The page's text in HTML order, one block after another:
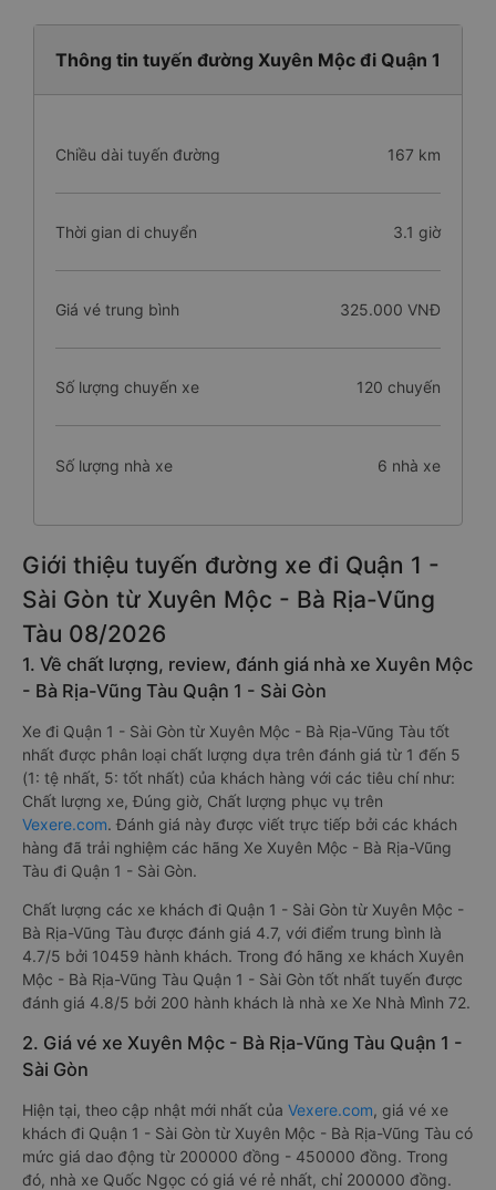
Thông tin tuyến đường Xuyên Mộc đi Quận 1
Chiều dài tuyến đường 167 km
Thời gian di chuyển 3.1 giờ
Giá vé trung bình 325.000 VNĐ
Số lượng chuyến xe 120 chuyến
Số lượng nhà xe 6 nhà xe
Giới thiệu tuyến đường xe đi Quận 1 -
Sài Gòn từ Xuyên Mộc - Bà Rịa-Vũng
Tàu 08/2026
1. Về chất lượng, review, đánh giá nhà xe Xuyên Mộc
- Bà Rịa-Vũng Tàu Quận 1 - Sài Gòn
Xe đi Quận 1 - Sài Gòn từ Xuyên Mộc - Bà Rịa-Vũng Tàu tốt
nhất được phân loại chất lượng dựa trên đánh giá từ 1 đến 5
(1: tệ nhất, 5: tốt nhất) của khách hàng với các tiêu chí như:
Chất lượng xe, Đúng giờ, Chất lượng phục vụ trên
Vexere.com. Đánh giá này được viết trực tiếp bởi các khách
hàng đã trải nghiệm các hãng Xe Xuyên Mộc - Bà Rịa-Vũng
Tàu đi Quận 1 - Sài Gòn.
Chất lượng các xe khách đi Quận 1 - Sài Gòn từ Xuyên Mộc -
Bà Rịa-Vũng Tàu được đánh giá 4.7, với điểm trung bình là
4.7/5 bởi 10459 hành khách. Trong đó hãng xe khách Xuyên
Mộc - Bà Rịa-Vũng Tàu Quận 1 - Sài Gòn tốt nhất tuyến được
đánh giá 4.8/5 bởi 200 hành khách là nhà xe Xe Nhà Mình 72.
2. Giá vé xe Xuyên Mộc - Bà Rịa-Vũng Tàu Quận 1 -
Sài Gòn
Hiện tại, theo cập nhật mới nhất của Vexere.com, giá vé xe
khách đi Quận 1 - Sài Gòn từ Xuyên Mộc - Bà Rịa-Vũng Tàu có
mức giá dao động từ 200000 đồng - 450000 đồng. Trong
đó, nhà xe Quốc Ngọc có giá vé rẻ nhất, chỉ 200000 đồng.